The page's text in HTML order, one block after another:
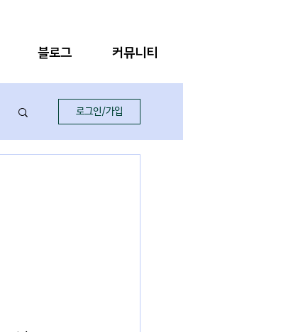
블로그 커뮤니티
로그인/가입